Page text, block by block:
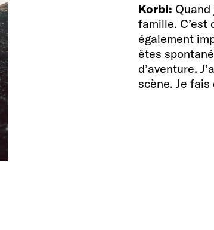
Korbi: Quand
famille. C’est
également
êtes
d’aventure.
scène. Je